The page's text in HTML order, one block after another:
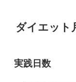
ダイエット
実践日数